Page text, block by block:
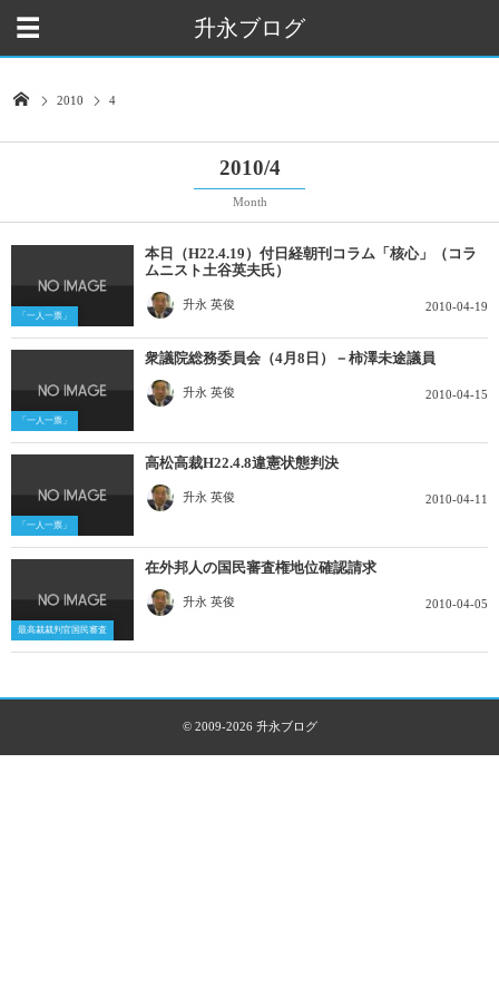
升永ブログ
2010 4
2010/4
Month
「一人一票」
本日（H22.4.19）付日経朝刊コラム「核心」（コラ
ムニスト土谷英夫氏）
升永 英俊 2010-04-19
「一人一票」
衆議院総務委員会（4月8日）－柿澤未途議員
升永 英俊 2010-04-15
「一人一票」
高松高裁H22.4.8違憲状態判決
升永 英俊 2010-04-11
最高裁裁判官国民審査
在外邦人の国民審査権地位確認請求
升永 英俊 2010-04-05
© 2009-2026 升永ブログ